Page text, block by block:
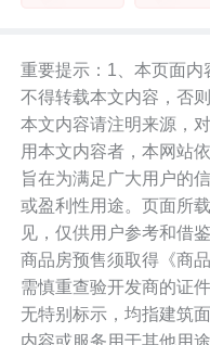
号，其价值基石
更在于开发者深
际视野，共同构
与高度。
天骄国际
重要提示：1、本页面
不得转载本文内容，否
本文内容请注明来源，
用本文内容者，本网站
旨在为满足广大用户的
或盈利性用途。页面所
见，仅供用户参考和借
商品房预售须取得《商
需慎重查验开发商的证
无特别标示，均指建筑
内容或服务用于其他用